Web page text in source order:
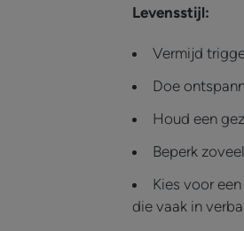
Levensstijl:
Vermijd
Doe
Houd een
Beperk
Kies voor
die vaak in